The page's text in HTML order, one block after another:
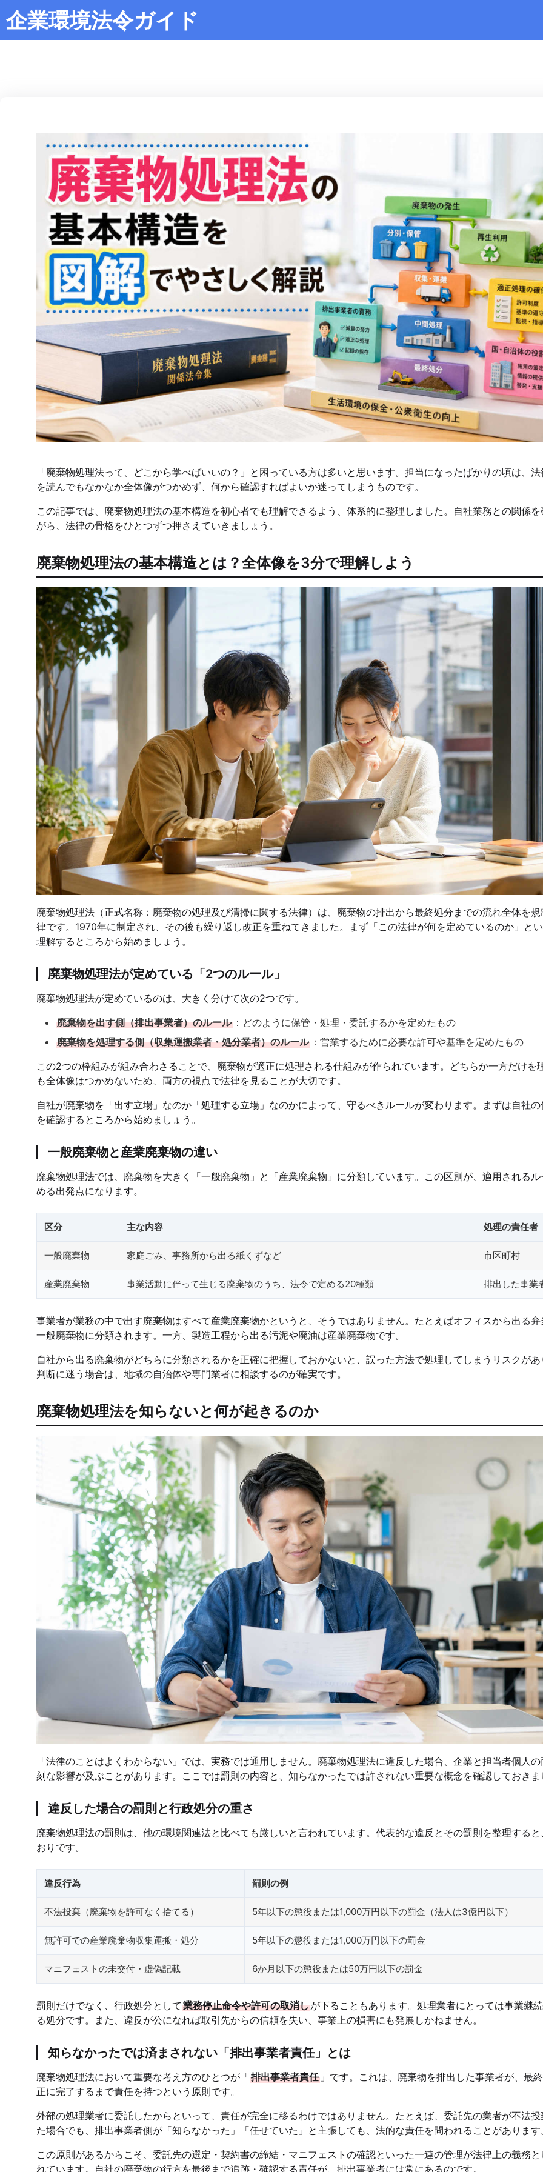
企業環境法令ガイド
「廃棄物処理法って、どこから学べばいいの？」と困っている方は多いと思います。担当になったばかりの頃は、
を読んでもなかなか全体像がつかめず、何から確認すればよいか迷ってしまうものです。
この記事では、廃棄物処理法の基本構造を初心者でも理解できるよう、体系的に整理しました。自社業務との関係
がら、法律の骨格をひとつずつ押さえていきましょう。
廃棄物処理法の基本構造とは？全体像を3分で理解しよう
廃棄物処理法（正式名称：廃棄物の処理及び清掃に関する法律）は、廃棄物の排出から最終処分までの流れ全体を
律です。1970年に制定され、その後も繰り返し改正を重ねてきました。まず「この法律が何を定めているのか」と
理解するところから始めましょう。
廃棄物処理法が定めている「2つのルール」
廃棄物処理法が定めているのは、大きく分けて次の2つです。
廃棄物を出す側（排出事業者）のルール ：どのように保管・処理・委託するかを定めたもの
廃棄物を処理する側（収集運搬業者・処分業者）のルール ：営業するために必要な許可や基準を定めたもの
この2つの枠組みが組み合わさることで、廃棄物が適正に処理される仕組みが作られています。どちらか一方だけを
も全体像はつかめないため、両方の視点で法律を見ることが大切です。
自社が廃棄物を「出す立場」なのか「処理する立場」なのかによって、守るべきルールが変わります。まずは自社
を確認するところから始めましょう。
一般廃棄物と産業廃棄物の違い
廃棄物処理法では、廃棄物を大きく「一般廃棄物」と「産業廃棄物」に分類しています。この区別が、適用される
める出発点になります。
区分 主な内容 処理の責任者
一般廃棄物 家庭ごみ、事務所から出る紙くずなど 市区町村
産業廃棄物 事業活動に伴って生じる廃棄物のうち、法令で定める20種類 排出した事業
事業者が業務の中で出す廃棄物はすべて産業廃棄物かというと、そうではありません。たとえばオフィスから出る
一般廃棄物に分類されます。一方、製造工程から出る汚泥や廃油は産業廃棄物です。
自社から出る廃棄物がどちらに分類されるかを正確に把握しておかないと、誤った方法で処理してしまうリスクが
判断に迷う場合は、地域の自治体や専門業者に相談するのが確実です。
廃棄物処理法を知らないと何が起きるのか
「法律のことはよくわからない」では、実務では通用しません。廃棄物処理法に違反した場合、企業と担当者個人
刻な影響が及ぶことがあります。ここでは罰則の内容と、知らなかったでは許されない重要な概念を確認しておき
違反した場合の罰則と行政処分の重さ
廃棄物処理法の罰則は、他の環境関連法と比べても厳しいと言われています。代表的な違反とその罰則を整理する
おりです。
違反行為 罰則の例
不法投棄（廃棄物を許可なく捨てる） 5年以下の懲役または1,000万円以下の罰金（法人は3億円以下）
無許可での産業廃棄物収集運搬・処分 5年以下の懲役または1,000万円以下の罰金
マニフェストの未交付・虚偽記載 6か月以下の懲役または50万円以下の罰金
罰則だけでなく、行政処分として 業務停止命令や許可の取消しが下ることもあります。処理業者にとっては事業継
る処分です。また、違反が公になれば取引先からの信頼を失い、事業上の損害にも発展しかねません。
知らなかったでは済まされない「排出事業者責任」とは
廃棄物処理法において重要な考え方のひとつが「排出事業者責任 」です。これは、廃棄物を排出した事業者が、最
正に完了するまで責任を持つという原則です。
外部の処理業者に委託したからといって、責任が完全に移るわけではありません。たとえば、委託先の業者が不法
た場合でも、排出事業者側が「知らなかった」「任せていた」と主張しても、法的な責任を問われることがあります
この原則があるからこそ、委託先の選定・契約書の締結・マニフェストの確認といった一連の管理が法律上の義務
れています。自社の廃棄物の行方を最後まで追跡・確認する責任が、排出事業者には常にあるのです。